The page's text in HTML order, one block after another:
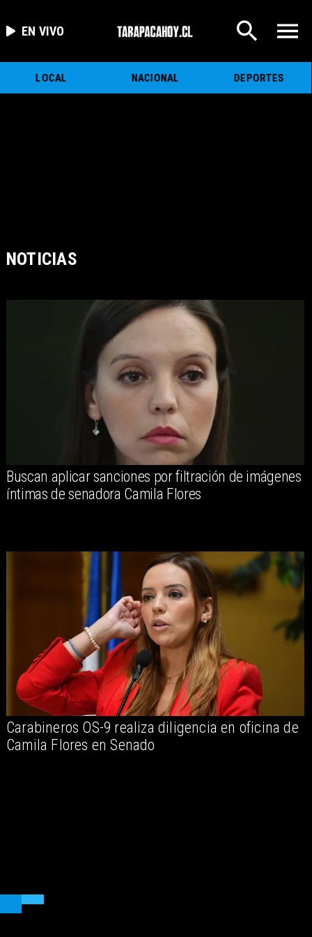
EN VIVO
LOCAL NACIONAL DEPORTES
NOTICIAS
Buscan aplicar sanciones por filtración de imágenes
íntimas de senadora Camila Flores
Carabineros OS-9 realiza diligencia en oficina de
Camila Flores en Senado